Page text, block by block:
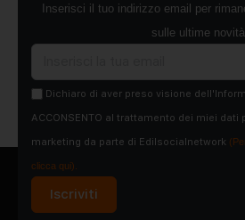
Inserisci il tuo indirizzo email per
sulle ultime novità.
Dichiaro di aver preso visione
ACCONSENTO al trattamento dei miei
marketing da parte di Edilsocialnetwork
clicca qui).
Iscriviti